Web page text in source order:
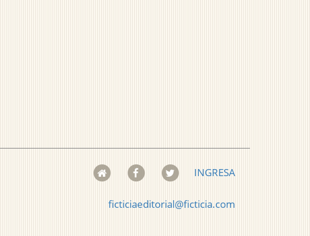
INGRESA
ficticiaeditorial@ficticia.com